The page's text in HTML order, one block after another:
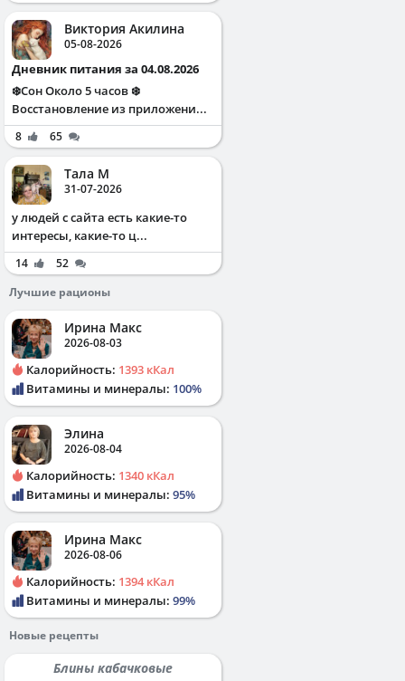
Виктория Акилина
05-08-2026
Дневник питания за 04.08.2026
❄️Сон Около 5 часов ❄️
Восстановление из приложени...
8 65
Тала М
31-07-2026
у людей с сайта есть какие-то
интересы, какие-то ц...
14
52
Лучшие рационы
Ирина Макс
2026-08-03
Калорийность: 1393 кКал
Витамины и минералы: 100%
Элина
2026-08-04
Калорийность: 1340 кКал
Витамины и минералы: 95%
Ирина Макс
2026-08-06
Калорийность: 1394 кКал
Витамины и минералы: 99%
Новые рецепты
Блины кабачковые